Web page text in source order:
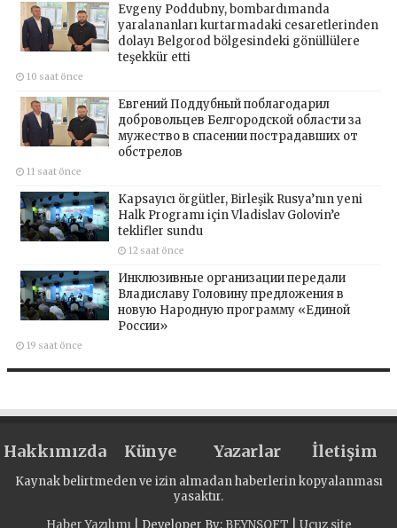
Evgeny Poddubny, bombardımanda
yaralananları kurtarmadaki cesaretlerinden
dolayı Belgorod bölgesindeki gönüllülere
teşekkür etti
10 saat önce
Евгений Поддубный поблагодарил
добровольцев Белгородской области за
мужество в спасении пострадавших от
обстрелов
11 saat önce
Kapsayıcı örgütler, Birleşik Rusya’nın yeni
Halk Programı için Vladislav Golovin’e
teklifler sundu
12 saat önce
Инклюзивные организации передали
Владиславу Головину предложения в
новую Народную программу «Единой
России»
19 saat önce
Hakkımızda Künye Yazarlar İletişim
Kaynak belirtmeden ve izin almadan haberlerin kopyalanması
yasaktır.
Haber Yazılımı | Developer By; BEYNSOFT Ucuz site